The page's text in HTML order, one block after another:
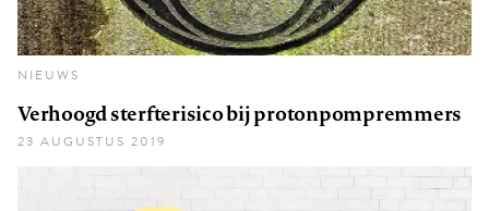
NIEUWS
Verhoogd sterfterisico bij protonpompremmers
23 AUGUSTUS 2019